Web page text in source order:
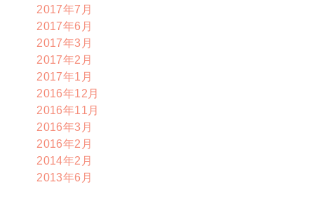
2017年7月
2017年6月
2017年3月
2017年2月
2017年1月
2016年12月
2016年11月
2016年3月
2016年2月
2014年2月
2013年6月